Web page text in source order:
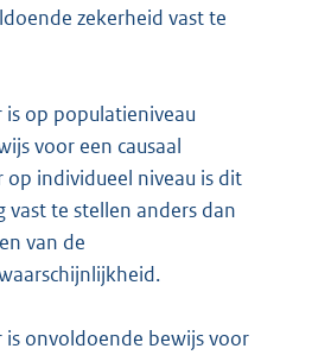
zekerheid vast te
is op populatieniveau
voor een causaal
op individueel niveau is dit
vast te stellen anders dan
van de
is onvoldoende bewijs voor